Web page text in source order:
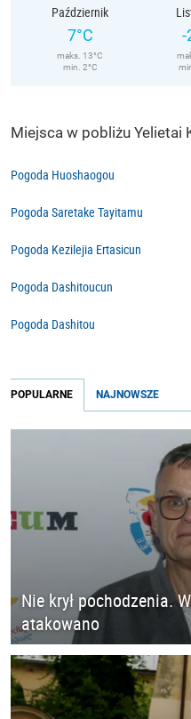
Październik
7°C
maks. 13°C
min. 2°C
-
Miejsca w pobliżu Yelietai
Pogoda Huoshaogou
Pogoda Saretake Tayitamu
Pogoda Kezilejia Ertasicun
Pogoda Dashitoucun
Pogoda Dashitou
POPULARNE NAJNOWSZE
Nie krył pochodzenia.
atakowano